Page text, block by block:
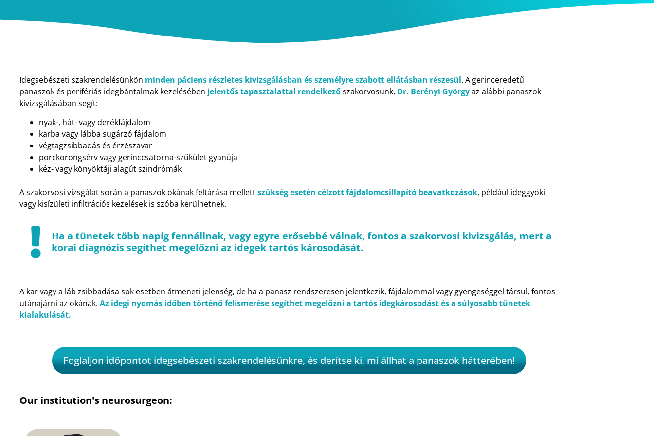
Idegsebészeti szakrendelésünkön minden páciens részletes kivizsgálásban és személyre szabott ellátásban részesül. A gerinceredetű
panaszok és perifériás idegbántalmak kezelésében jelentős tapasztalattal rendelkezőszakorvosunk, Dr. Berényi Györgyaz alábbi panaszok
kivizsgálásában segít:
nyak-, hát- vagy derékfájdalom
karba vagy lábba sugárzó fájdalom
végtagzsibbadás és érzészavar
porckorongsérv vagy gerinccsatorna-szűkület gyanúja
kéz- vagy könyöktáji alagút szindrómák
A szakorvosi vizsgálat során a panaszok okának feltárása mellettszükség esetén célzott fájdalomcsillapító beavatkozások, például ideggyöki
vagy kisízületi infiltrációs kezelések is szóba kerülhetnek.
Ha a tünetek több napig fennállnak, vagy egyre erősebbé válnak, fontos a szakorvosi kivizsgálás, mert a
korai diagnózis segíthet megelőzni az idegek tartós károsodását.
A kar vagy a láb zsibbadása sok esetben átmeneti jelenség, de ha a panasz rendszeresen jelentkezik, fájdalommal vagy gyengeséggel társul, fontos
utánajárni az okának. Az idegi nyomás időben történő felismerése segíthet megelőzni a tartós idegkárosodást és a súlyosabb tünetek
kialakulását.
Foglaljon időpontot idegsebészeti szakrendelésünkre, és derítse ki, mi állhat a panaszok hátterében!
Our institution's neurosurgeon: